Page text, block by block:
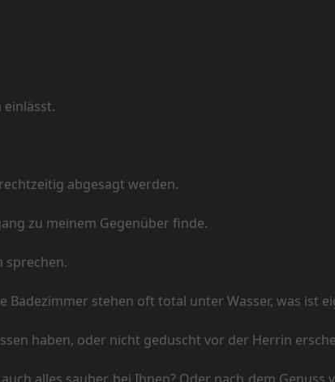
abgesagt werden.
zu meinem Gegenüber finde.
sprechen.
stehen oft total unter Wasser, was ist
haben, oder nicht geduscht vor der Herrin